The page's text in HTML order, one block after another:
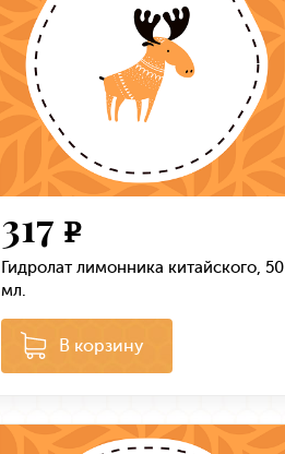
317 e
Гидролат лимонника китайского, 50
мл.
В корзину